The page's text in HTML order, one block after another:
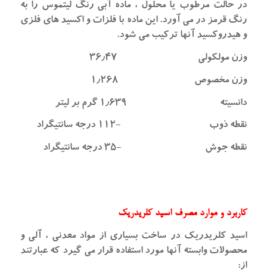
در حالت مرطوب یا محلول ، ماده آبی رنگ لیتموس را به
رنگ قرمز در می آورد. این ماده با فلزات و اکسید های فلزی
و هیدروکسید آنها ترکیب می شود.
وزن مولکولی ۳۶٫۴۷
وزن مخصوص ۱٫۲۶۸
دانسیته ۱٫۶۳۹ گرم بر لیتر
نقطه ذوب -۱۱۲ درجه سانتیگراد
نقطه جوش -۳۵ درجه سانتیگراد
کاربرد و موارد مصرف اسید کلریدریک
اسید کلریدریک در ساخت بسیاری از مواد معدنی ، آلی و
محصولات وابسته آنها مورد استفاده قرار می گیرد که عبارتند
از: